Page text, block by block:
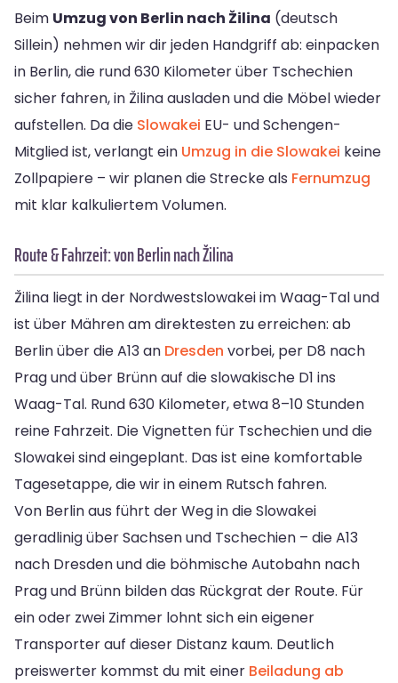
Beim Umzug von Berlin nach Žilina (deutsch
Sillein) nehmen wir dir jeden Handgriff ab: einpacken
in Berlin, die rund 630 Kilometer über Tschechien
sicher fahren, in Žilina ausladen und die Möbel wieder
aufstellen. Da die Slowakei EU- und Schengen-
Mitglied ist, verlangt ein Umzug in die Slowakei keine
Zollpapiere – wir planen die Strecke als Fernumzug
mit klar kalkuliertem Volumen.
Route & Fahrzeit: von Berlin nach Žilina
Žilina liegt in der Nordwestslowakei im Waag-Tal und
ist über Mähren am direktesten zu erreichen: ab
Berlin über die A13 an Dresden vorbei, per D8 nach
Prag und über Brünn auf die slowakische D1 ins
Waag-Tal. Rund 630 Kilometer, etwa 8–10 Stunden
reine Fahrzeit. Die Vignetten für Tschechien und die
Slowakei sind eingeplant. Das ist eine komfortable
Tagesetappe, die wir in einem Rutsch fahren.
Von Berlin aus führt der Weg in die Slowakei
geradlinig über Sachsen und Tschechien – die A13
nach Dresden und die böhmische Autobahn nach
Prag und Brünn bilden das Rückgrat der Route. Für
ein oder zwei Zimmer lohnt sich ein eigener
Transporter auf dieser Distanz kaum. Deutlich
preiswerter kommst du mit einer Beiladung ab